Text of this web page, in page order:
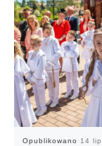
Opublikowano 14